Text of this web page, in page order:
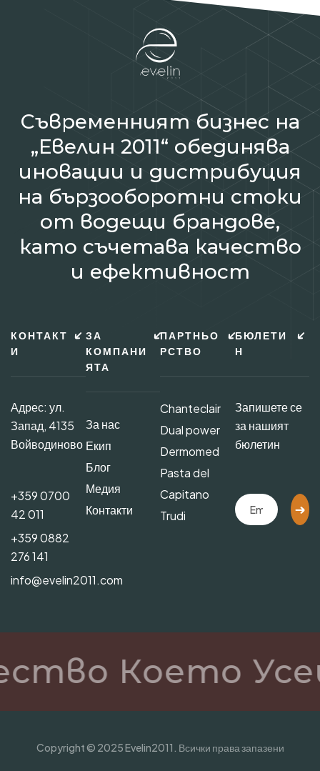
Съвременният бизнес на
„Евелин 2011“ обединява
иновации и дистрибуция
на бързооборотни стоки
от водещи брандове,
като съчетава качество
и ефективност
КОНТАКТ
И
Адрес: ул.
Запад, 4135
Войводиново
+359 0700
42 011
+359 0882
276 141
info@evelin2011.com
ЗА
КОМПАНИ
ЯТА
За нас
Екип
Блог
Медия
Контакти
ПАРТНЬО
РСТВО
Chanteclair
Dual power
Dermomed
Pasta del
Capitano
Trudi
БЮЛЕТИ
Н
Запишете се
за нашият
бюлетин
Което
Copyright © 2025 Evelin2011. Всички права запазени